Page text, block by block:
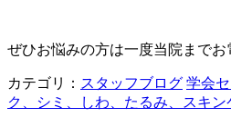
ぜひお悩みの方は一度当院まで
カテゴリ： スタッフブログ 学会
ク、シミ、しわ、たるみ、スキン